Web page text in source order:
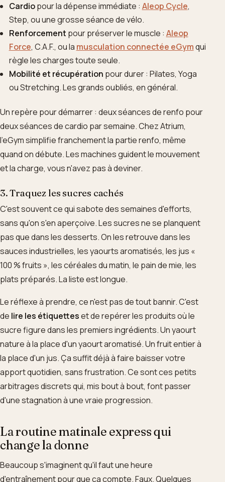
Cardiopour la dépense immédiate : Aleop Cycle,
Step, ou une grosse séance de vélo.
Renforcement pour préserver le muscle : Aleop
Force, C.A.F., ou la musculation connectée eGymqui
règle les charges toute seule.
Mobilité et récupération pour durer : Pilates, Yoga
ou Stretching. Les grands oubliés, en général.
Un repère pour démarrer : deux séances de renfo pour
deux séances de cardio par semaine. Chez Atrium,
l'eGym simplifie franchement la partie renfo, même
quand on débute. Les machines guident le mouvement
et la charge, vous n'avez pas à deviner.
3. Traquez les sucres cachés
C'est souvent ce qui sabote des semaines d'efforts,
sans qu'on s'en aperçoive. Les sucres ne se planquent
pas que dans les desserts. On les retrouve dans les
sauces industrielles, les yaourts aromatisés, les jus «
100 % fruits », les céréales du matin, le pain de mie, les
plats préparés. La liste est longue.
Le réflexe à prendre, ce n'est pas de tout bannir. C'est
de lire les étiquetteset de repérer les produits où le
sucre figure dans les premiers ingrédients. Un yaourt
nature à la place d'un yaourt aromatisé. Un fruit entier à
la place d'un jus. Ça suffit déjà à faire baisser votre
apport quotidien, sans frustration. Ce sont ces petits
arbitrages discrets qui, mis bout à bout, font passer
d'une stagnation à une vraie progression.
La routine matinale express qui
change la donne
Beaucoup s'imaginent qu'il faut une heure
d'entraînement pour que ça compte. Faux. Quelques